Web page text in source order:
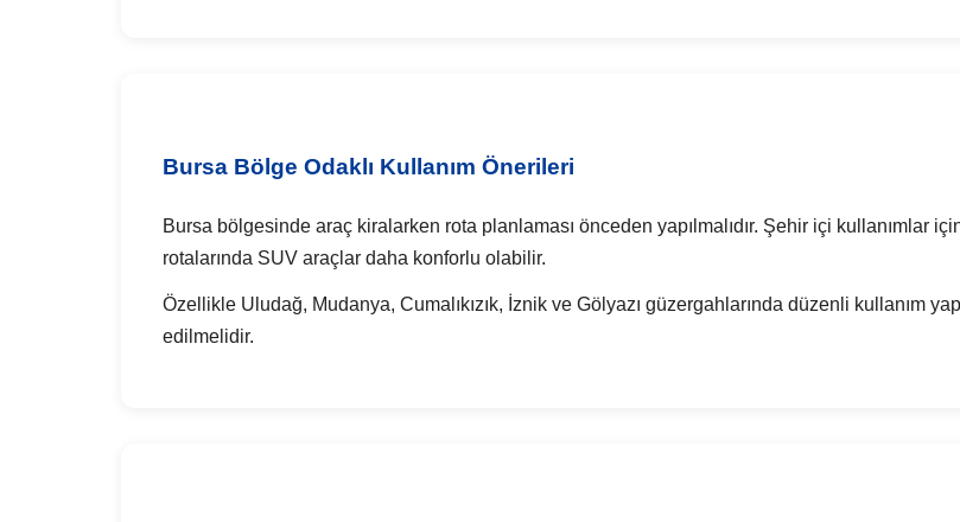
Bursa Bölge Odaklı Kullanım Önerileri
Bursa bölgesinde araç kiralarken rota planlaması önceden yapılmalıdır. Şehir içi kullanımlar
rotalarında SUV araçlar daha konforlu olabilir.
Özellikle Uludağ, Mudanya, Cumalıkızık, İznik ve Gölyazı güzergahlarında düzenli kullanım
edilmelidir.